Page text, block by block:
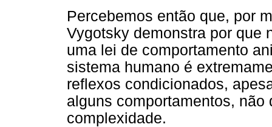
Percebemos então que, por
Vygotsky demonstra por que
uma lei de comportamento
sistema humano é
reflexos condicionados,
alguns comportamentos,
complexidade.